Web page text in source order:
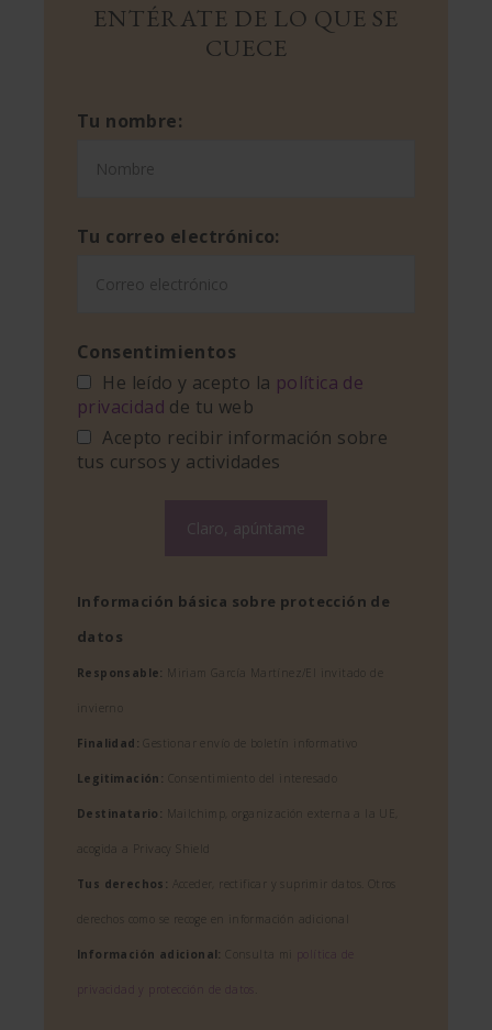
ENTÉRATE DE LO QUE SE
CUECE
Tu nombre:
Tu correo electrónico:
Consentimientos
He leído y acepto la política de
privacidad de tu web
Acepto recibir información sobre
tus cursos y actividades
Información básica sobre protección de
datos
Responsable: Miriam García Martínez/El invitado de
invierno
Finalidad: Gestionar envío de boletín informativo
Legitimación: Consentimiento del interesado
Destinatario: Mailchimp, organización externa a la UE,
acogida a Privacy Shield
Tus derechos: Acceder, rectificar y suprimir datos. Otros
derechos como se recoge en información adicional
Información adicional: Consulta mi política de
privacidad y protección de datos